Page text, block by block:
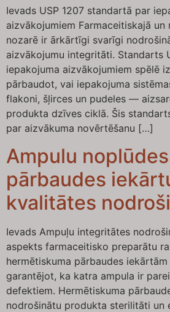
Ievads USP 1207 standartā par
aizvākojumiem Farmaceitiskajā un
nozarē ir ārkārtīgi svarīgi
aizvākojumu integritāti. Standarts
iepakojuma aizvākojumiem spēlē
pārbaudot, vai iepakojuma
flakoni, šļirces un pudeles —
produkta dzīves ciklā. Šis
par aizvākuma novērtēšanu […]
Ampulu noplūdes
pārbaudes
kvalitātes
Ievads Ampuļu integritātes
aspekts farmaceitisko preparātu
hermētiskuma pārbaudes
garantējot, ka katra ampula ir
defektiem. Hermētiskuma
nodrošinātu produkta sterilitāti un